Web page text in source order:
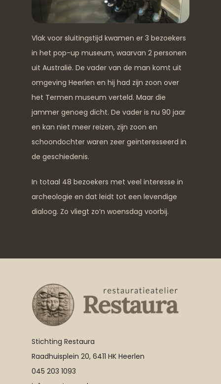
Vlak voor sluitingstijd kwamen er 3 bezoekers
in het pop-up museum, waarvan 2 personen
uit Australië. De vader van de man komt uit
omgeving Heerlen en hij had zijn zoon over
het Termen museum verteld. Maar die
jammer genoeg dicht. De vader is nu 90 jaar
en kan niet meer reizen, zijn zoon en
schoondochter waren zeer geïnteresseerd in
de geschiedenis.
In totaal 48 bezoekers met veel interesse in
archeologie en dat leidt tot een levendige
dialoog. Zo vliegt zo’n woensdag voorbij.
Stichting Restaura
Raadhuisplein 20, 6411 HK Heerlen
045 203 1093